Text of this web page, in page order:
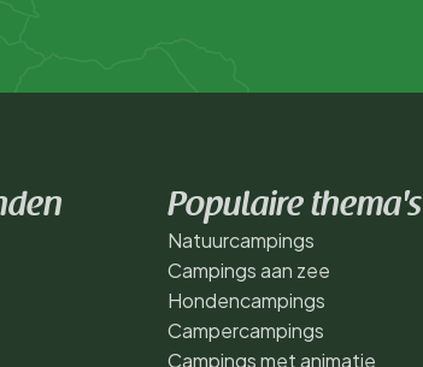
Populaire thema's
Natuurcampings
Campings aan zee
Hondencampings
Campercampings
Campings met animatie